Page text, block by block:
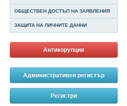
ОБЩЕСТВЕН ДОСТЪП НА ЗАЯВЛЕНИЯ
ЗАЩИТА НА ЛИЧНИТЕ ДАННИ
Антикорупция
Административен регистър
Регистри